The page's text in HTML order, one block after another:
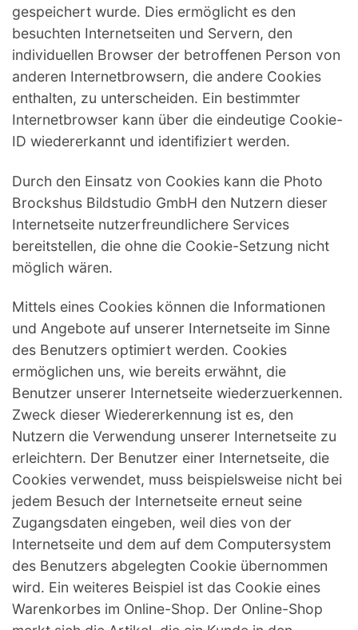
gespeichert wurde. Dies ermöglicht es den
besuchten Internetseiten und Servern, den
individuellen Browser der betroffenen Person von
anderen Internetbrowsern, die andere Cookies
enthalten, zu unterscheiden. Ein bestimmter
Internetbrowser kann über die eindeutige Cookie-
ID wiedererkannt und identifiziert werden.
Durch den Einsatz von Cookies kann die Photo
Brockshus Bildstudio GmbH den Nutzern dieser
Internetseite nutzerfreundlichere Services
bereitstellen, die ohne die Cookie-Setzung nicht
möglich wären.
Mittels eines Cookies können die Informationen
und Angebote auf unserer Internetseite im Sinne
des Benutzers optimiert werden. Cookies
ermöglichen uns, wie bereits erwähnt, die
Benutzer unserer Internetseite wiederzuerkennen.
Zweck dieser Wiedererkennung ist es, den
Nutzern die Verwendung unserer Internetseite zu
erleichtern. Der Benutzer einer Internetseite, die
Cookies verwendet, muss beispielsweise nicht bei
jedem Besuch der Internetseite erneut seine
Zugangsdaten eingeben, weil dies von der
Internetseite und dem auf dem Computersystem
des Benutzers abgelegten Cookie übernommen
wird. Ein weiteres Beispiel ist das Cookie eines
Warenkorbes im Online-Shop. Der Online-Shop